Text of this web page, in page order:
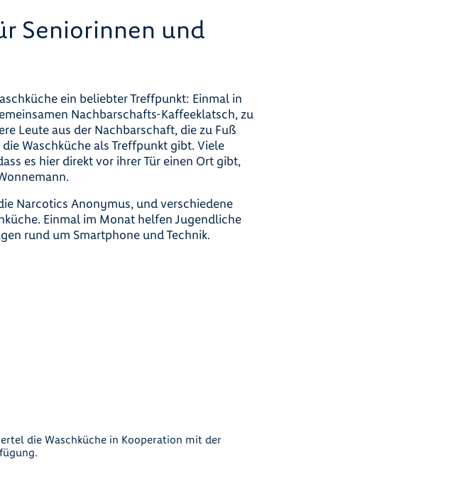
Seniorinnen und
ein beliebter Treffpunkt: Einmal in
Nachbarschafts-Kaffeeklatsch, zu
Leute aus der Nachbarschaft, die zu Fuß
Waschküche als Treffpunkt gibt. Viele
es hier direkt vor ihrer Tür einen Ort gibt,
Narcotics Anonymus, und verschiedene
Einmal im Monat helfen Jugendliche
rund um Smartphone und Technik.
die Waschküche in Kooperation mit der